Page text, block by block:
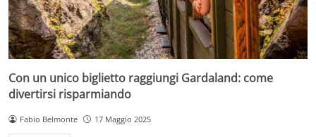
Con un unico biglietto raggiungi Gardaland: come
divertirsi risparmiando
Fabio Belmonte 17 Maggio 2025